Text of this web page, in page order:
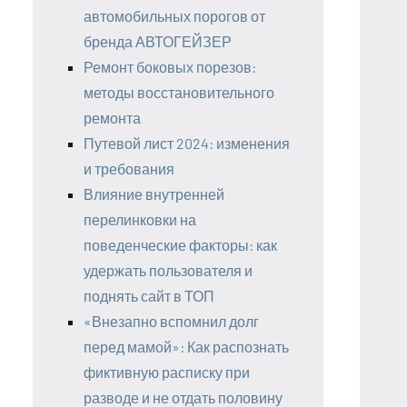
автомобильных порогов от
бренда АВТОГЕЙЗЕР
Ремонт боковых порезов:
методы восстановительного
ремонта
Путевой лист 2024: изменения
и требования
Влияние внутренней
перелинковки на
поведенческие факторы: как
удержать пользователя и
поднять сайт в ТОП
«Внезапно вспомнил долг
перед мамой»: Как распознать
фиктивную расписку при
разводе и не отдать половину